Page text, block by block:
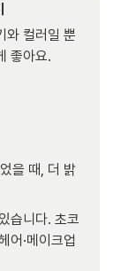
와 컬러일 뿐
좋아요.
을 때, 더 밝
습니다. 초코
어·메이크업